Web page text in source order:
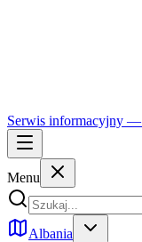
Serwis informacyjny —
Menu
Albania